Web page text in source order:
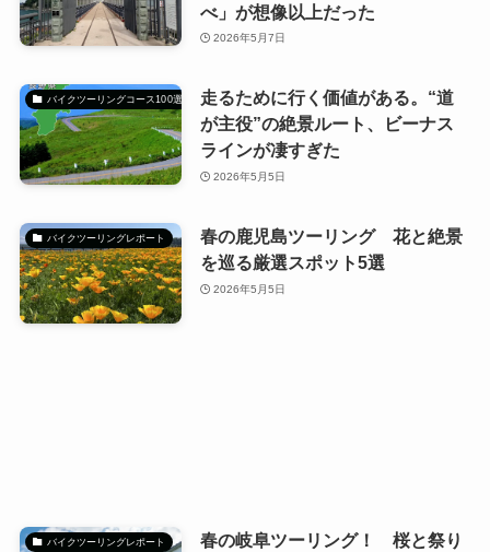
べ」が想像以上だった
2026年5月7日
バイクツーリングコース100選
走るために行く価値がある。“道
が主役”の絶景ルート、ビーナス
ラインが凄すぎた
2026年5月5日
バイクツーリングレポート
春の鹿児島ツーリング 花と絶景
を巡る厳選スポット5選
2026年5月5日
バイクツーリングレポート 春の岐阜ツーリング！ 桜と祭り